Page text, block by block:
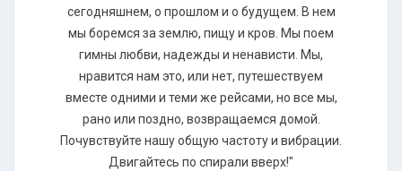
сегодняшнем, о прошлом и о будущем. В нем
мы боремся за землю, пищу и кров. Мы поем
гимны любви, надежды и ненависти. Мы,
нравится нам это, или нет, путешествуем
вместе одними и теми же рейсами, но все мы,
рано или поздно, возвращаемся домой.
Почувствуйте нашу общую частоту и вибрации.
Двигайтесь по спирали вверх!"